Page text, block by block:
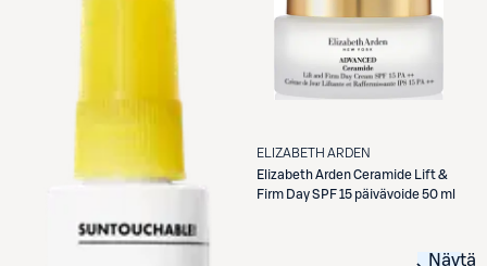
ELIZABETH ARDEN
Elizabeth ArdenCeramide Lift &
Firm Day SPF 15 päivävoide 50 ml
Näytä